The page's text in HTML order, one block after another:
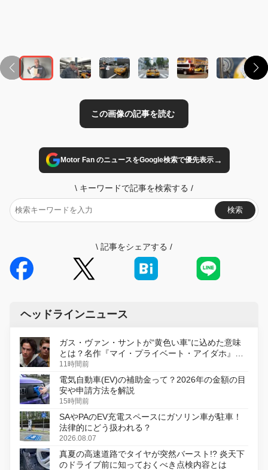
Motor Fan のニュースをGoogle検索で優先表示→
\ キーワードで記事を検索する /
検索
\ 記事をシェアする /
ヘッドラインニュース
ガス・ヴァン・サントが“黄色い車”に込めた意味
とは？名作『マイ・プライベート・アイダホ』が
初のデジタルリマスター版で復活
11時間前
電気自動車(EV)の補助金って？2026年の金額の目
安や申請方法を解説
15時間前
SAやPAのEV充電スペースにガソリン車が駐車！
法律的にどう扱われる？
2026.08.07
真夏の高速道路でタイヤが突然バースト!? 炎天下
のドライブ前に知っておくべき点検内容とは